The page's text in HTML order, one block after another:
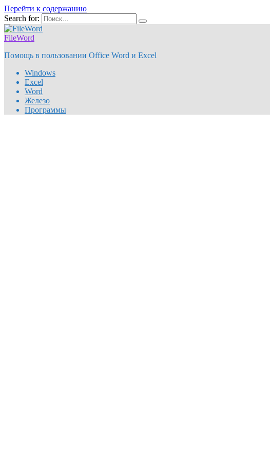
Перейти к содержанию
Search for:
FileWord
Помощь в пользовании Office Word и Excel
Windows
Excel
Word
Железо
Программы